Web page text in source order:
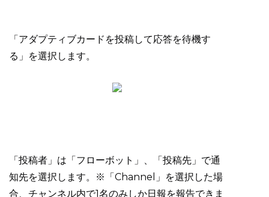
「アダプティブカードを投稿して応答を待機す
る」を選択します。
「投稿者」は「フローボット」、「投稿先」で通
知先を選択します。※「Channel」を選択した場
合、チャンネル内で1名のみしか日報を報告できま